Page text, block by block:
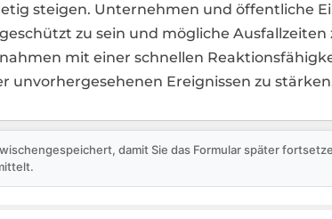
steigen. Unternehmen und öffentliche
zu sein und mögliche
mit einer schnellen
unvorhergesehenen Ereignissen zu
damit Sie das Formular später